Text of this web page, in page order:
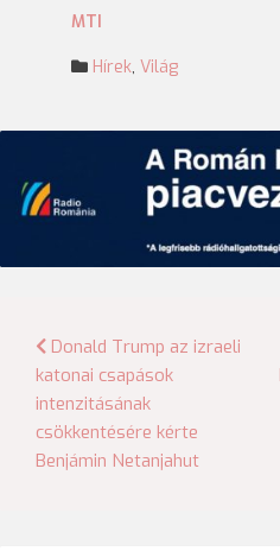
MTI
Hírek, Világ
Bejegyzés
navigáció
Donald Trump az izraeli
katonai csapások
intenzitásának
csökkentésére kérte
Benjámin Netanjahut